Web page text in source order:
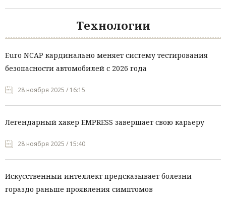
Технологии
Euro NCAP кардинально меняет систему тестирования
безопасности автомобилей с 2026 года
28 ноября 2025 / 16:15
Легендарный хакер EMPRESS завершает свою карьеру
28 ноября 2025 / 15:40
Искусственный интеллект предсказывает болезни
гораздо раньше проявления симптомов